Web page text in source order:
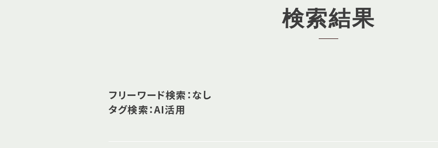
検索結果
フリーワード検索：なし
タグ検索：AI活用